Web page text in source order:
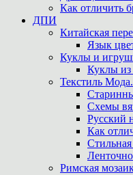
Как отличить
ДПИ
Китайская
Язык
Куклы и
Куклы из
Текстиль Мода.
Схемы
Русский
Как
Римская